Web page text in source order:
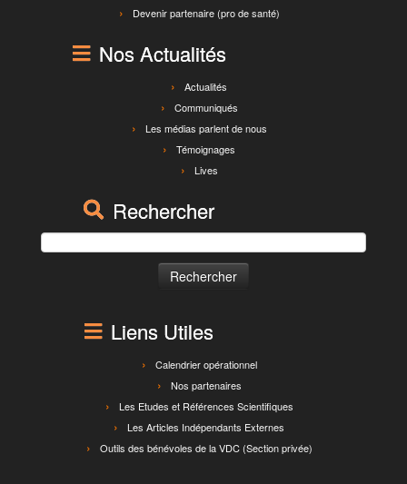
Devenir partenaire (pro de santé)
Nos Actualités
Actualités
Communiqués
Les médias parlent de nous
Témoignages
Lives
Rechercher
Liens Utiles
Calendrier opérationnel
Nos partenaires
Les Etudes et Références Scientifiques
Les Articles Indépendants Externes
Outils des bénévoles de la VDC (Section privée)